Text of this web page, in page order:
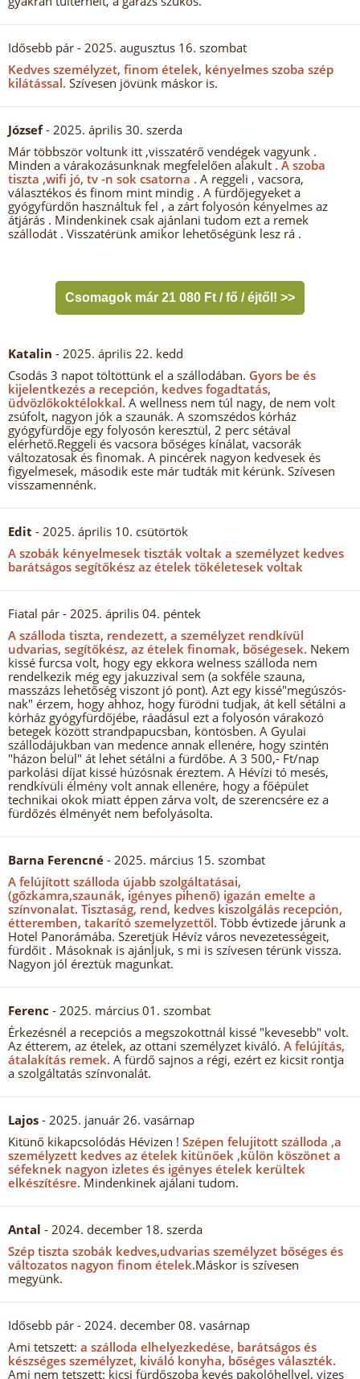
Idősebb pár - 2025. augusztus 16. szombat
Kedves személyzet, finom ételek, kényelmes szoba szép
kilátással. Szívesen jövünk máskor is.
József- 2025. április 30. szerda
Már többször voltunk itt ,visszatérő vendégek vagyunk .
Minden a várakozásunknak megfelelően alakult . A szoba
tiszta ,wifi jó, tv -n sok csatorna . A reggeli , vacsora,
választékos és finom mint mindig . A fürdőjegyeket a
gyógyfürdőn használtuk fel , a zárt folyosón kényelmes az
átjárás . Mindenkinek csak ajánlani tudom ezt a remek
szállodát . Visszatérünk amikor lehetőségünk lesz rá .
Csomagok már 21 080 Ft / fő / éjtől! >>
Katalin - 2025. április 22. kedd
Csodás 3 napot töltöttünk el a szállodában. Gyors be és
kijelentkezés a recepción, kedves fogadtatás,
üdvözlőkoktélokkal. A wellness nem túl nagy, de nem volt
zsúfolt, nagyon jók a szaunák. A szomszédos kórház
gyógyfürdője egy folyosón keresztül, 2 perc sétával
elérhető.Reggeli és vacsora bőséges kínálat, vacsorák
változatosak és finomak. A pincérek nagyon kedvesek és
figyelmesek, második este már tudták mit kérünk. Szívesen
visszamennénk.
Edit - 2025. április 10. csütörtök
A szobák kényelmesek tiszták voltak a személyzet kedves
barátságos segítőkész az ételek tökéletesek voltak
Fiatal pár - 2025. április 04. péntek
A szálloda tiszta, rendezett, a személyzet rendkívül
udvarias, segítőkész, az ételek finomak, bőségesek. Nekem
kissé furcsa volt, hogy egy ekkora welness szálloda nem
rendelkezik még egy jakuzzival sem (a sokféle szauna,
masszázs lehetőség viszont jó pont). Azt egy kissé"megúszós-
nak" érzem, hogy ahhoz, hogy fürödni tudjak, át kell sétálni a
kórház gyógyfürdőjébe, ráadásul ezt a folyosón várakozó
betegek között strandpapucsban, köntösben. A Gyulai
szállodájukban van medence annak ellenére, hogy szintén
"házon belül" át lehet sétálni a fürdőbe. A 3 500,- Ft/nap
parkolási díjat kissé húzósnak éreztem. A Hévízi tó mesés,
rendkívüli élmény volt annak ellenére, hogy a főépület
technikai okok miatt éppen zárva volt, de szerencsére ez a
fürdőzés élményét nem befolyásolta.
Barna Ferencné - 2025. március 15. szombat
A felújított szálloda újabb szolgáltatásai,
(gőzkamra,szaunák, igényes pihenő) igazán emelte a
színvonalat. Tisztaság, rend, kedves kiszolgálás recepción,
étteremben, takarító szemelyzettől. Több évtizede járunk a
Hotel Panorámába. Szeretjük Hévíz város nevezetességeit,
fürdőit . Másoknak is ajánljuk, s mi is szívesen térünk vissza.
Nagyon jól éreztük magunkat.
Ferenc - 2025. március 01. szombat
Érkezésnél a recepciós a megszokottnál kissé "kevesebb" volt.
Az étterem, az ételek, az ottani személyzet kiváló. A felújítás,
átalakítás remek. A fürdő sajnos a régi, ezért ez kicsit rontja
a szolgáltatás színvonalát.
Lajos - 2025. január 26. vasárnap
Kitünő kikapcsolódás Hévizen ! Szépen felujitott szálloda ,a
személyzett kedves az ételek kitünőek ,külön köszönet a
séfeknek nagyon izletes és igényes ételek kerültek
elkészítésre. Mindenkinek ajálani tudom.
Antal - 2024. december 18. szerda
Szép tiszta szobák kedves,udvarias személyzet bőséges és
változatos nagyon finom ételek.Máskor is szívesen
megyünk.
Idősebb pár - 2024. december 08. vasárnap
Ami tetszett: a szálloda elhelyezkedése, barátságos és
készséges személyzet, kiváló konyha, bőséges választék.
Ami nem tetszett: kicsi fürdőszoba kevés pakolóhellyel, vizes